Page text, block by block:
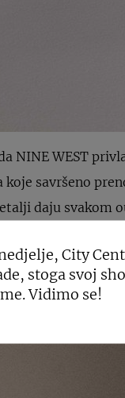
NINE WEST
koje savršeno
daju svakom
dolazi do
ljubiteljice
uvijek privlače
City
stoga svoj
Vidimo se!